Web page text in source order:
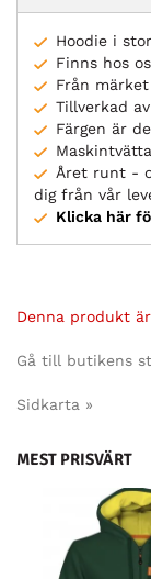
Hoodie i
Finns hos
Från märket
Tillverkad
Färgen är
Året runt -
dig från vår
Klicka här
Denna produkt
Gå till butikens
Sidkarta »
MEST PRISVÄRT